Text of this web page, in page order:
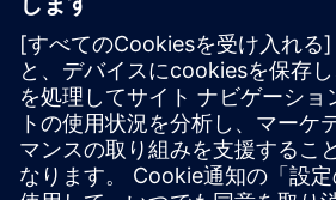
旅を始めま
Contact us